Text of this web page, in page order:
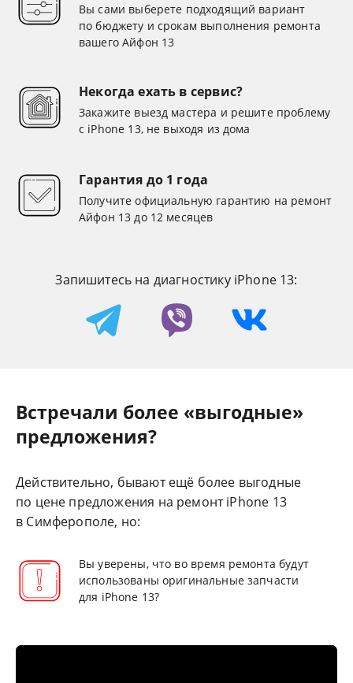
Вы сами выберете подходящий вариант
по бюджету и срокам выполнения ремонта
вашего Айфон 13
Некогда ехать в сервис?
Закажите выезд мастера и решите проблему
с iPhone 13, не выходя из дома
Гарантия до 1 года
Получите официальную гарантию на ремонт
Айфон 13 до 12 месяцев
Запишитесь на диагностику iPhone 13:
Встречали более «выгодные»
предложения?
Действительно, бывают ещё более выгодные
по цене предложения на ремонт iPhone 13
в Симферополе, но:
Вы уверены, что во время ремонта будут
использованы оригинальные запчасти
для iPhone 13?